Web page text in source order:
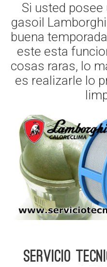
Si usted
gasoil
buena
este esta
cosas raras, lo
es realizarle lo
Servicio